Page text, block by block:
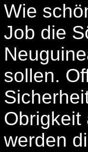
Wie
Job die
sollen.
Obrigkeit
werden